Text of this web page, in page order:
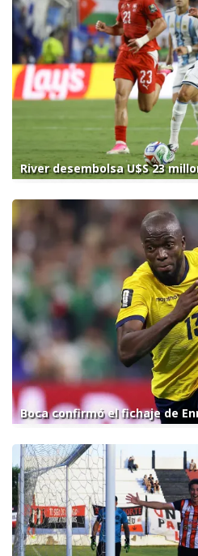
River desembolsa U$S 23
Boca confirmó el fichaje de